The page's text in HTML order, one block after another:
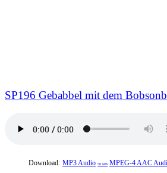
SP196 Gebabbel mit dem
Download: MP3 Audio 58 MB MPEG-4 AAC